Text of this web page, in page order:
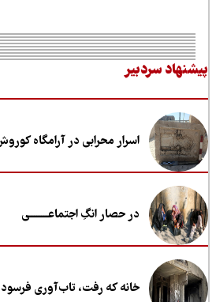
سردبیر
اسرار محرابی در آرامگاه کوروش
در حصار انگِ اجتماعــــــــی
خانه که رفت، تاب‌آوری فرسوده شد